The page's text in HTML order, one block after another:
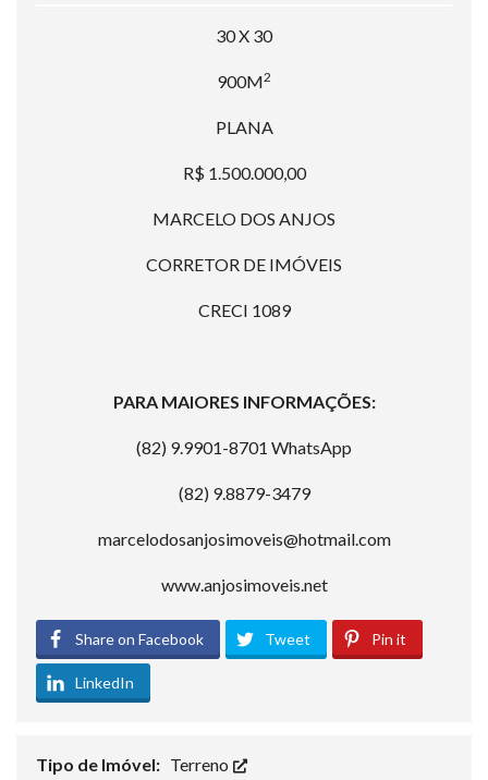
30 X 30
900M2
PLANA
R$ 1.500.000,00
MARCELO DOS ANJOS
CORRETOR DE IMÓVEIS
CRECI 1089
PARA MAIORES INFORMAÇÕES:
(82) 9.9901-8701 WhatsApp
(82) 9.8879-3479
marcelodosanjosimoveis@hotmail.com
www.anjosimoveis.net
Share on Facebook Tweet Pin it
LinkedIn
Tipo de Imóvel: Terreno